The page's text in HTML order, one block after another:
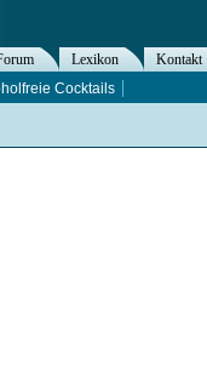
Lexikon
Kontakt
Cocktails